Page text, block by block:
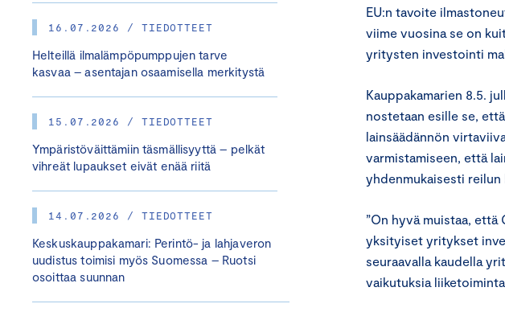
16.07.2026 / TIEDOTTEET
Helteillä ilmalämpöpumppujen tarve
kasvaa – asentajan osaamisella merkitystä
15.07.2026 / TIEDOTTEET
Ympäristöväittämiin täsmällisyyttä – pelkät
vihreät lupaukset eivät enää riitä
14.07.2026 / TIEDOTTEET
Keskuskauppakamari: Perintö- ja lahjaveron
uudistus toimisi myös Suomessa – Ruotsi
osoittaa suunnan
EU:n tavoite
viime vuosina se on
yritysten investointi
Kauppakamarien 8.5.
nostetaan esille se,
lainsäädännön
varmistamiseen, että
yhdenmukaisesti
”On hyvä muistaa, että
yksityiset yritykset
seuraavalla kaudella
vaikutuksia